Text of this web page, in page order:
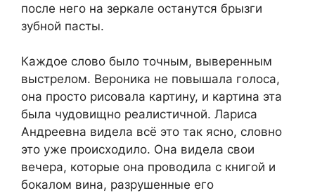
после него на зеркале останутся брызги
зубной пасты.
Каждое слово было точным, выверенным
выстрелом. Вероника не повышала голоса,
она просто рисовала картину, и картина эта
была чудовищно реалистичной. Лариса
Андреевна видела всё это так ясно, словно
это уже происходило. Она видела свои
вечера, которые она проводила с книгой и
бокалом вина, разрушенные его